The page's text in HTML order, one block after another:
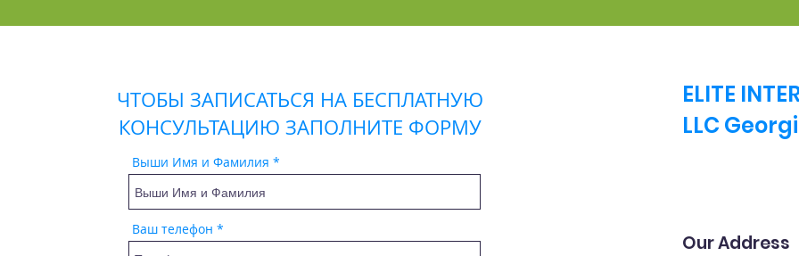
ЧТОБЫ ЗАПИСАТЬСЯ НА БЕСПЛАТНУЮ
КОНСУЛЬТАЦИЮ ЗАПОЛНИТЕ ФОРМУ
Выши Имя и Фамилия
Ваш телефон
ELITE
LLC
Our Address